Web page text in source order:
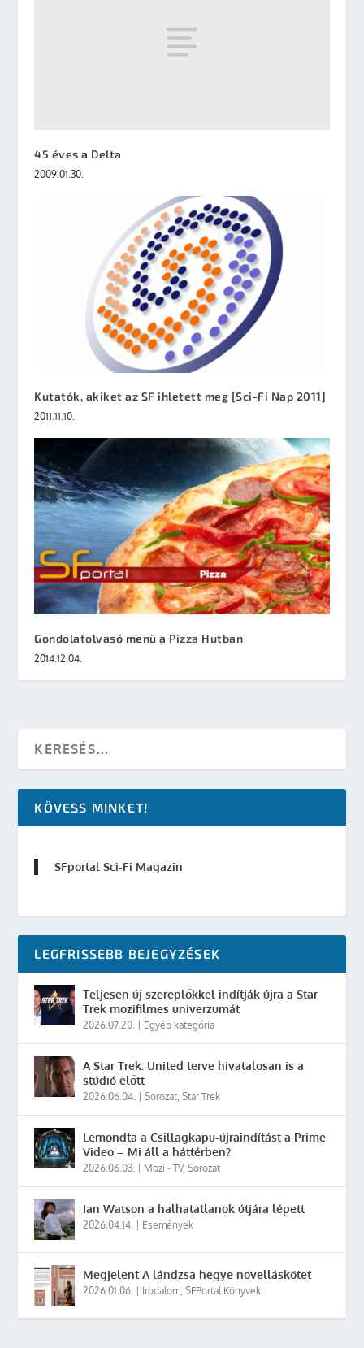
45 éves a Delta
2009.01.30.
Kutatók, akiket az SF ihletett meg [Sci-Fi Nap 2011]
2011.11.10.
Gondolatolvasó menü a Pizza Hutban
2014.12.04.
KÖVESS MINKET!
SFportal Sci-Fi Magazin
LEGFRISSEBB BEJEGYZÉSEK
Teljesen új szereplőkkel indítják újra a Star
Trek mozifilmes univerzumát
2026.07.20. | Egyéb kategória
A Star Trek: United terve hivatalosan is a
stúdió előtt
2026.06.04. |Sorozat ,Star Trek
Lemondta a Csillagkapu-újraindítást a Prime
Video – Mi áll a háttérben?
2026.06.03. | Mozi - TV,Sorozat
Ian Watson a halhatatlanok útjára lépett
2026.04.14. | Események
Megjelent A lándzsa hegye novelláskötet
2026.01.06. | Irodalom ,SFPortal Könyvek